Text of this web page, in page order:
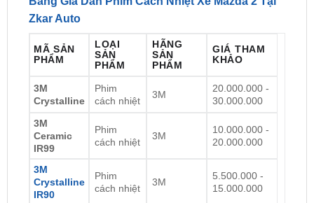
nếu không may xảy ra va chạm, bảo vệ người
ngồi trong khỏi chấn thương.
Bảng Giá Dán Phim Cách Nhiệt Xe Mazda 2 Tại
MÃ SẢN
LOẠI
HÃNG
GIÁ THAM
3M
Phim
20.000.000 -
3M
Ceramic
Phim
10.000.000 -